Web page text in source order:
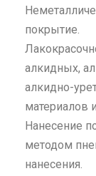
покрытие.
алкидных,
алкидно-
материалов
Нанесение
методом
нанесения.